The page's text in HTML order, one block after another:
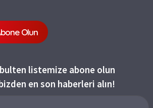
Olun
listemize abone olun
en son haberleri alın!